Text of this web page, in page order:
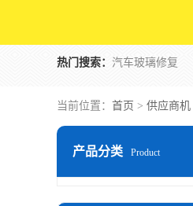
热门搜索： 汽车玻璃修复
当前位置： 首页 > 供应商机
产品分类 Product